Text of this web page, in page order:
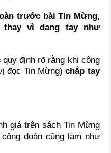
trước bài Tin Mừng,
vì dang tay như
quy định rõ rằng khi công
đọc Tin Mừng)chắp tay
giá trên sách Tin Mừng
đoàn cũng làm như